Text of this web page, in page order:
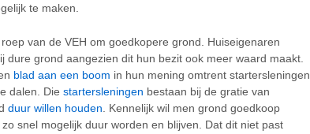
te maken.
van de VEH om goedkopere grond. Huiseigenaren
dure grond aangezien dit hun bezit ook meer waard maakt.
blad aan een boom in hun mening omtrent startersleningen
dalen. Die startersleningen bestaan bij de gratie van
duur willen houden. Kennelijk wil men grond goedkoop
snel mogelijk duur worden en blijven. Dat dit niet past